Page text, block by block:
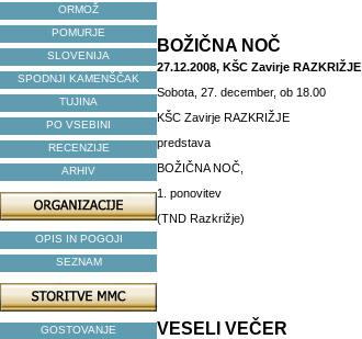
ORMOŽ
POMURJE
SLOVENIJA
SPODNJI KAMENŠČAK
TUJINA
PO VSEBINI
RECENZIJE
ARHIV
OPIS IN POGOJI
SEZNAM
GOSTOVANJE
BOŽIČNA NOČ
27.12.2008, KŠC Zavirje RAZKRIŽJE
Sobota, 27. december, ob 18.00
KŠC Zavirje RAZKRIŽJE
predstava
BOŽIČNA NOČ,
1. ponovitev
(TND Razkrižje)
VESELI VEČER